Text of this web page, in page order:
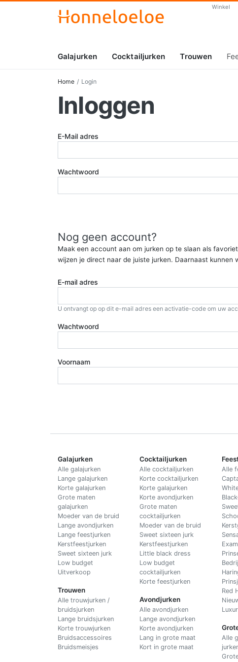
Winkel
Galajurken Cocktailjurken Trouwen
Home Login
Inloggen
E-Mail adres
Wachtwoord
Nog geen account?
Maak een account aan om jurken op te slaan als
wijzen je direct naar de juiste jurken. Daarnaast
E-mail adres
U ontvangt op op dit e-mail adres een activatie-code om uw
Wachtwoord
Voornaam
Galajurken
Alle galajurken
Lange galajurken
Korte galajurken
Grote maten
galajurken
Moeder van de bruid
Lange avondjurken
Lange feestjurken
Kerstfeestjurken
Sweet sixteen jurk
Low budget
Uitverkoop
Trouwen
Alle trouwjurken /
bruidsjurken
Lange bruidsjurken
Korte trouwjurken
Bruidsaccessoires
Bruidsmeisjes
Cocktailjurken
Alle cocktailjurken
Korte cocktailjurken
Korte galajurken
Korte avondjurken
Grote maten
cocktailjurken
Moeder van de bruid
Sweet sixteen jurk
Kerstfeestjurken
Little black dress
Low budget
cocktailjurken
Korte feestjurken
Avondjurken
Alle avondjurken
Lange avondjurken
Korte avondjurken
Lang in grote maat
Kort in grote maat
Alle
Red
Alle